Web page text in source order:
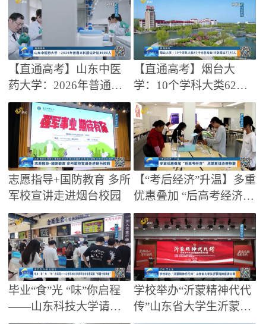
75人
【直通高考】山东中医
药大学：2026年普通本
科招生计划3900人
【直通高考】烟台大
学：10个学科大类62个
本科专业 计划招生7730
人
志愿指导+国防教育 多所
军校宣讲走进烟台校园
【“考后经济”升温】多重
优惠叠加 “后高考经济”
点燃夏日消费热潮
毕业“食”光 “味”你启程
——山东科技大学请毕
学校举办“沂蒙精神代代
传”山东省大学生沂蒙精